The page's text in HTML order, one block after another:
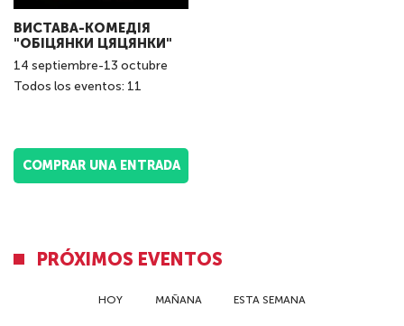
ВИСТАВА-КОМЕДІЯ
"ОБІЦЯНКИ ЦЯЦЯНКИ"
14 septiembre-13 octubre
Todos los eventos: 11
COMPRAR UNA ENTRADA
PRÓXIMOS EVENTOS
HOY MAÑANA ESTA SEMANA